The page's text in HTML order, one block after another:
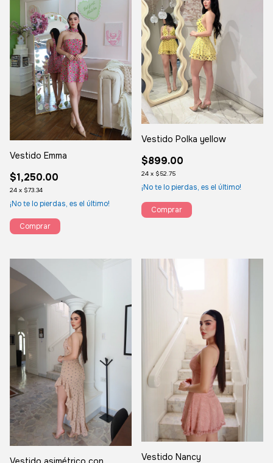
Vestido Emma
$1,250.00
24 x $73.34
¡No te lo pierdas, es el último!
Comprar
Vestido Polka yellow
$899.00
24 x $52.75
¡No te lo pierdas, es el último!
Comprar
Vestido Nancy